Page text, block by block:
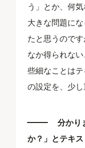
う」とか、何
大きな問題に
たと思うので
なか得られな
些細なことは
の設定を、少し
分かり
か？」とテキ